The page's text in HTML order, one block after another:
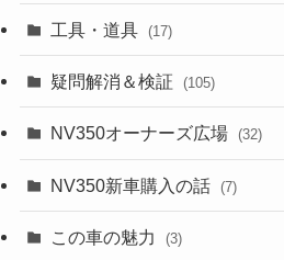
工具・道具 (17)
疑問解消＆検証 (105)
NV350オーナーズ広場 (32)
NV350新車購入の話 (7)
この車の魅力 (3)